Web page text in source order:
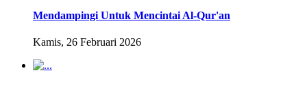
Mendampingi Untuk Mencintai Al-Qur'an
Kamis, 26 Februari 2026